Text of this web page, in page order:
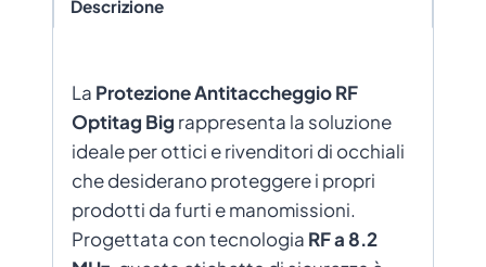
Descrizione
La Protezione Antitaccheggio RF
Optitag Big rappresenta la soluzione
ideale per ottici e rivenditori di occhiali
che desiderano proteggere i propri
prodotti da furti e manomissioni.
Progettata con tecnologia RF a 8.2